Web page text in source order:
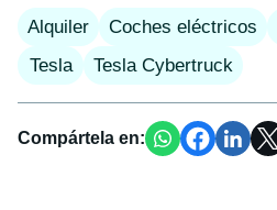
Alquiler Coches eléctricos
Tesla
Tesla Cybertruck
Compártela en: